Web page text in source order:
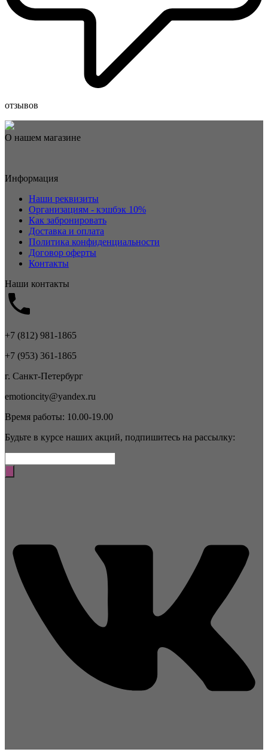
отзывов
О нашем магазине
Информация
Наши реквизиты
Организациям - кэшбэк 10%
Как забронировать
Доставка и оплата
Политика конфиденциальности
Договор оферты
Контакты
Наши контакты
+7 (812) 981-1865
+7 (953) 361-1865
г. Санкт-Петербург
emotioncity@yandex.ru
Время работы: 10.00-19.00
Будьте в курсе наших акций, подпишитесь на рассылку: